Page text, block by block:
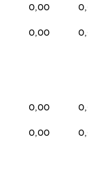
0,00
0,00
0,00
0,00